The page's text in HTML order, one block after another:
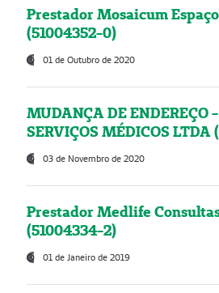
Prestador Mosaicum
(51004352-0)
01 de Outubro de 2020
MUDANÇA DE ENDEREÇO
SERVIÇOS MÉDICOS
03 de Novembro de 2020
Prestador Medlife
(51004334-2)
01 de Janeiro de 2019